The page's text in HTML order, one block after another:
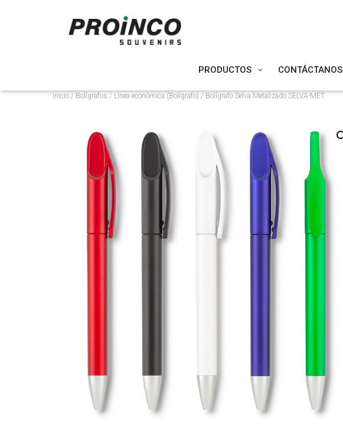
PRODUCTOS CONTÁCTANOS
Inicio/ Bolígrafos / Línea económica (Bolígrafo) / Bolígrafo Selva Metalizado SELVA-MET